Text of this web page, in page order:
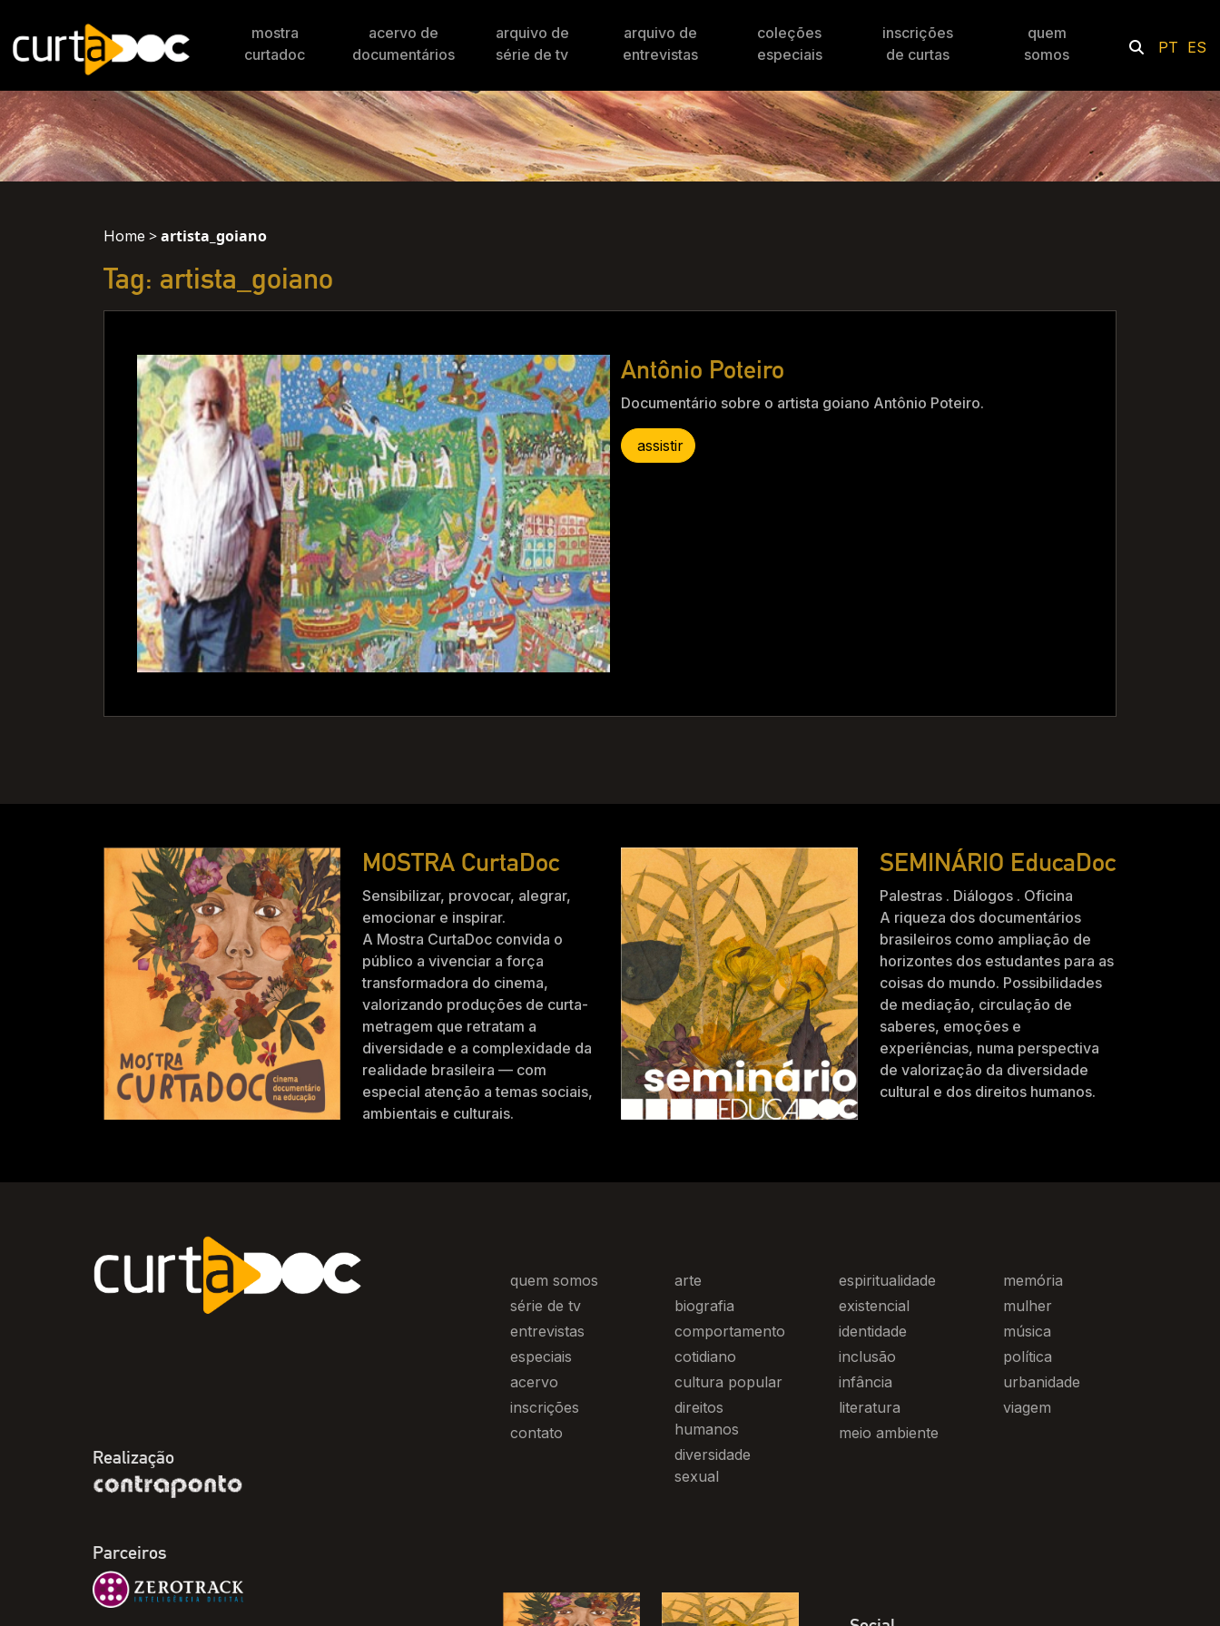
mostra
curtadoc
acervo de
documentários
arquivo de
série de tv
arquivo de
entrevistas
coleções
especiais
inscrições
de curtas
quem
somos
PT ES
Home >artista_goiano
Tag: artista_goiano
Antônio Poteiro
Documentário sobre o artista goiano Antônio Poteiro.
assistir
MOSTRA CurtaDoc
Sensibilizar, provocar, alegrar,
emocionar e inspirar.
A Mostra CurtaDoc convida o
público a vivenciar a força
transformadora do cinema,
valorizando produções de curta-
metragem que retratam a
diversidade e a complexidade da
realidade brasileira — com
especial atenção a temas sociais,
ambientais e culturais.
SEMINÁRIO EducaDoc
Palestras . Diálogos . Oficina
A riqueza dos documentários
brasileiros como ampliação de
horizontes dos estudantes para as
coisas do mundo. Possibilidades
de mediação, circulação de
saberes, emoções e
experiências, numa perspectiva
de valorização da diversidade
cultural e dos direitos humanos.
Realização
Parceiros
quem somos
série de tv
entrevistas
especiais
acervo
inscrições
contato
arte
biografia
comportamento
cotidiano
cultura popular
direitos
humanos
diversidade
sexual
espiritualidade
existencial
identidade
inclusão
infância
literatura
meio ambiente
memória
mulher
música
política
urbanidade
viagem